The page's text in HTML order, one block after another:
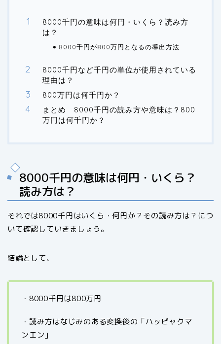
8000千円の意味は何円・いくら？読み方
は？
8000千円が800万円となるの導出方法
8000千円など千円の単位が使用されている
理由は？
800万円は何千円か？
まとめ 8000千円の読み方や意味は？800
万円は何千円か？
8000千円の意味は何円・いくら？
読み方は？
それでは8000千円はいくら・何円か？その読み方は？につ
いて確認していきましょう。
結論として、
・8000千円は800万円
・読み方はなじみのある変換後の「ハッピャクマ
ンエン」